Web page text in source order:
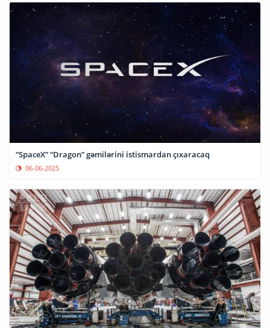
“SpaceX” “Dragon” gəmilərini istismardan çıxaracaq
06-06-2025